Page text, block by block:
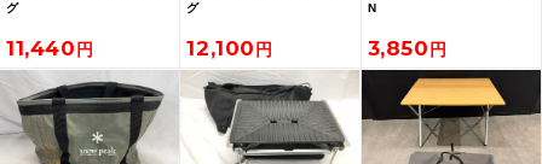
グ
11,440
グ
12,100
N
3,850